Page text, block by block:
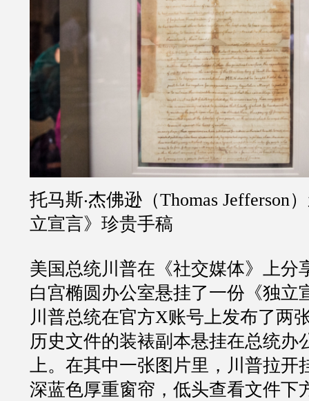
托马斯‧杰佛逊（Thomas Jefferson
立宣言》珍贵手稿
美国总统川普在《社交媒体》上分
白宫椭圆办公室悬挂了一份《独立
川普总统在官方X账号上发布了两
历史文件的装裱副本悬挂在总统办
上。在其中一张图片里，川普拉开
深蓝色厚重窗帘，低头查看文件下